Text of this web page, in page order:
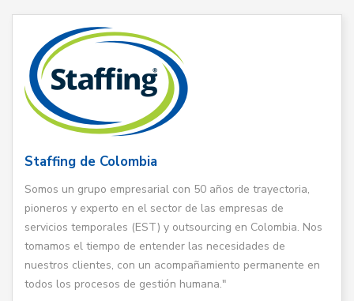
Staffing de Colombia
Somos un grupo empresarial con 50 años de trayectoria,
pioneros y experto en el sector de las empresas de
servicios temporales (EST) y outsourcing en Colombia. Nos
tomamos el tiempo de entender las necesidades de
nuestros clientes, con un acompañamiento permanente en
todos los procesos de gestión humana."